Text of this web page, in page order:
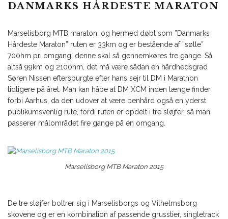
DANMARKS HÅRDESTE MARATON
Marselisborg MTB maraton, og hermed døbt som ”Danmarks
Hårdeste Maraton” ruten er 33km og er bestående af ”sølle”
700hm pr. omgang, denne skal så gennemkøres tre gange. Så
altså 99km og 2100hm, det må være sådan en hårdhedsgrad
Søren Nissen efterspurgte efter hans sejr til DM i Marathon
tidligere på året. Man kan håbe at DM XCM inden længe finder
forbi Aarhus, da den udover at være benhård også en yderst
publikumsvenlig rute, fordi ruten er opdelt i tre sløjfer, så man
passerer målområdet fire gange på én omgang.
Marselisborg MTB Maraton 2015
De tre sløjfer boltrer sig i Marselisborgs og Vilhelmsborg
skovene og er en kombination af passende grusstier, singletrack